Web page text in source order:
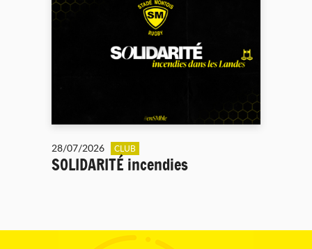
28/07/2026 CLUB
SOLIDARITÉ incendies